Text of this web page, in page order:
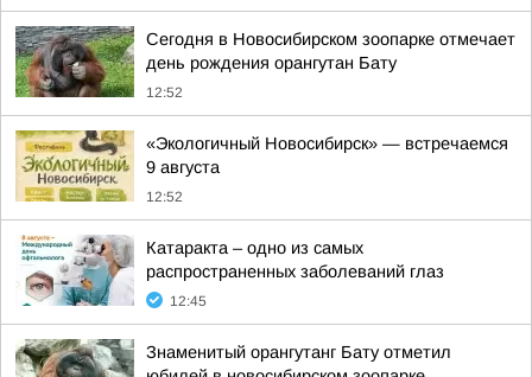
Сегодня в Новосибирском зоопарке отмечает
день рождения орангутан Бату
12:52
«Экологичный Новосибирск» — встречаемся
9 августа
12:52
Катаракта – одно из самых
распространенных заболеваний глаз
12:45
Знаменитый орангутанг Бату отметил